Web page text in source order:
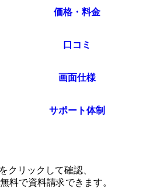
価格・料金
口コミ
画面仕様
サポート体制
クリックして確認、
料で資料請求できます。